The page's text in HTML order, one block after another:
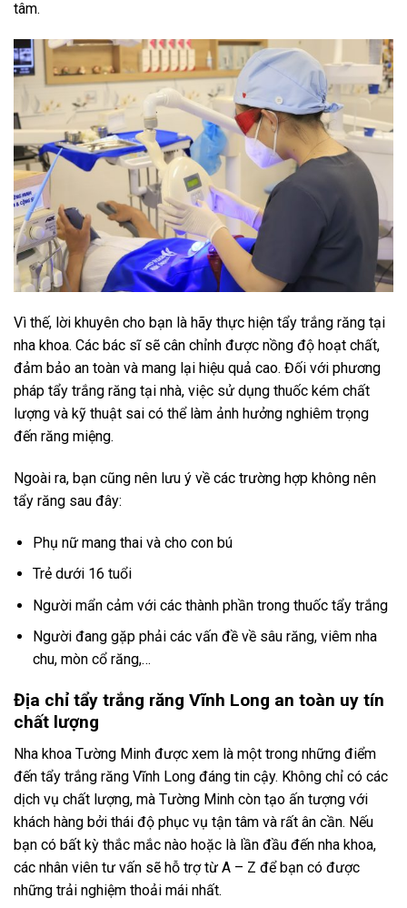
tâm.
Vì thế, lời khuyên cho bạn là hãy thực hiện tẩy trắng răng tại
nha khoa. Các bác sĩ sẽ cân chỉnh được nồng độ hoạt chất,
đảm bảo an toàn và mang lại hiệu quả cao. Đối với phương
pháp tẩy trắng răng tại nhà, việc sử dụng thuốc kém chất
lượng và kỹ thuật sai có thể làm ảnh hưởng nghiêm trọng
đến răng miệng.
Ngoài ra, bạn cũng nên lưu ý về các trường hợp không nên
tẩy răng sau đây:
Phụ nữ mang thai và cho con bú
Trẻ dưới 16 tuổi
Người mẩn cảm với các thành phần trong thuốc tẩy trắng
Người đang gặp phải các vấn đề về sâu răng, viêm nha
chu, mòn cổ răng,…
Địa chỉ tẩy trắng răng Vĩnh Long an toàn uy tín
chất lượng
Nha khoa Tường Minh được xem là một trong những điểm
đến tẩy trắng răng Vĩnh Long đáng tin cậy. Không chỉ có các
dịch vụ chất lượng, mà Tường Minh còn tạo ấn tượng với
khách hàng bởi thái độ phục vụ tận tâm và rất ân cần. Nếu
bạn có bất kỳ thắc mắc nào hoặc là lần đầu đến nha khoa,
các nhân viên tư vấn sẽ hỗ trợ từ A – Z để bạn có được
những trải nghiệm thoải mái nhất.